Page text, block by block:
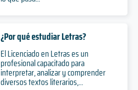
¿Por qué estudiar Letras?
El Licenciado en Letras es un
profesional capacitado para
interpretar, analizar y comprender
diversos textos literarios,...